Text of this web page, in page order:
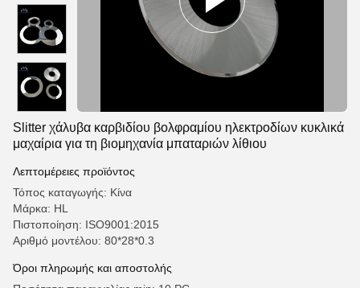
Slitter χάλυβα καρβιδίου βολφραμίου ηλεκτροδίων κυκλικά
μαχαίρια για τη βιομηχανία μπαταριών λίθιου
Λεπτομέρειες προϊόντος
Τόπος καταγωγής: Κίνα
Μάρκα: HL
Πιστοποίηση: ISO9001:2015
Αριθμό μοντέλου: 80*28*0.3
Όροι πληρωμής και αποστολής